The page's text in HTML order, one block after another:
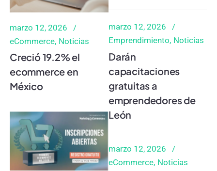
marzo 12, 2026
eCommerce Noticias
Creció 19.2% el
ecommerce en
México
marzo 12, 2026
Emprendimiento Noticias
Darán
capacitaciones
gratuitas a
emprendedores de
León
marzo 12, 2026
eCommerce Noticias